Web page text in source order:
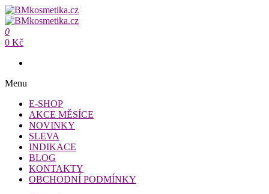
Přeskočit
na
obsah
BMkosmetika.cz
BMkosmetika.cz
0
0 Kč
Menu
E-SHOP
AKCE MĚSÍCE
NOVINKY
SLEVA
INDIKACE
BLOG
KONTAKTY
OBCHODNÍ PODMÍNKY